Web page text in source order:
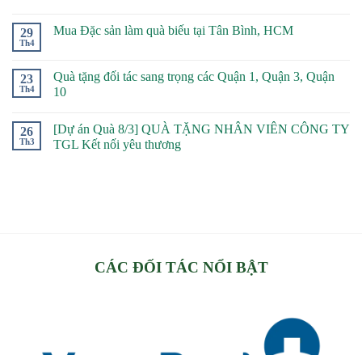
29
Th4
Mua Đặc sản làm quà biếu tại Tân Bình, HCM
23
Th4
Quà tặng đối tác sang trọng các Quận 1, Quận 3, Quận
10
26
Th3
[Dự án Quà 8/3] QUÀ TẶNG NHÂN VIÊN CÔNG TY
TGL Kết nối yêu thương
CÁC ĐỐI TÁC NỔI BẬT